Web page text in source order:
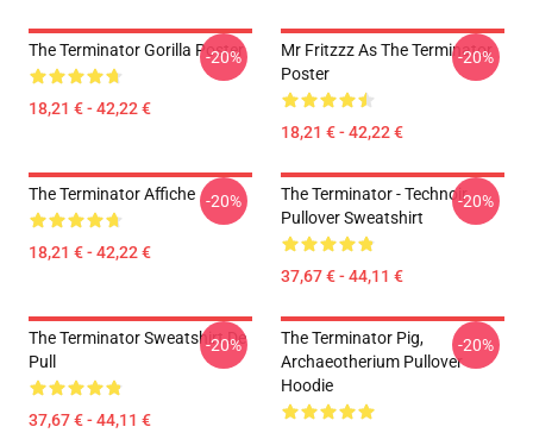
The Terminator Gorilla Poster
18,21 € - 42,22 €
-20%
Mr Fritzzz As The Terminator
Poster
18,21 € - 42,22 €
-20%
The Terminator Affiche
18,21 € - 42,22 €
-20%
The Terminator - Technoir
Pullover Sweatshirt
37,67 € - 44,11 €
-20%
The Terminator Sweatshirt De
Pull
37,67 € - 44,11 €
-20%
The Terminator Pig,
Archaeotherium Pullover
Hoodie
-20%